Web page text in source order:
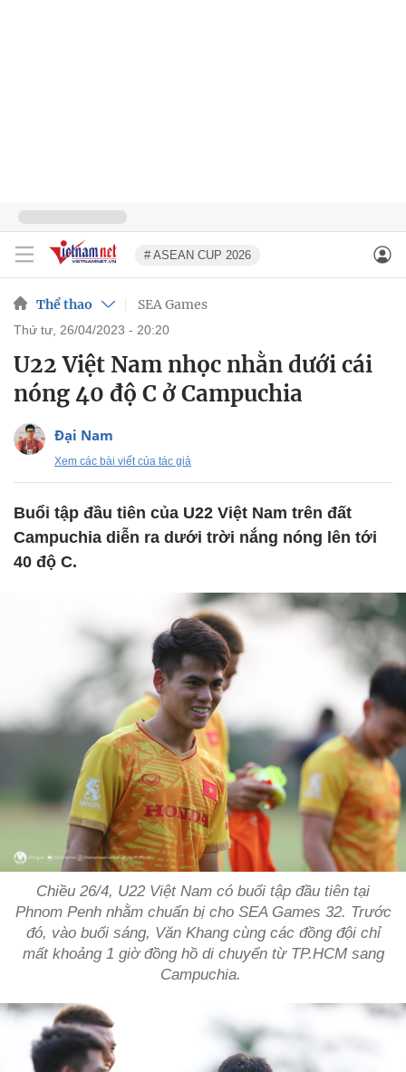
# ASEAN CUP 2026
Thể thao SEA Games
thứ tư, 26/04/2023 - 20:20
U22 Việt Nam nhọc nhằn dưới cái
nóng 40 độ C ở Campuchia
Đại Nam
Xem các bài viết của tác giả
Buổi tập đầu tiên của U22 Việt Nam trên đất
Campuchia diễn ra dưới trời nắng nóng lên tới
40 độ C.
Chiều 26/4, U22 Việt Nam có buổi tập đầu tiên tại
Phnom Penh nhằm chuẩn bị cho SEA Games 32. Trước
đó, vào buổi sáng, Văn Khang cùng các đồng đội chỉ
mất khoảng 1 giờ đồng hồ di chuyển từ TP.HCM sang
Campuchia.